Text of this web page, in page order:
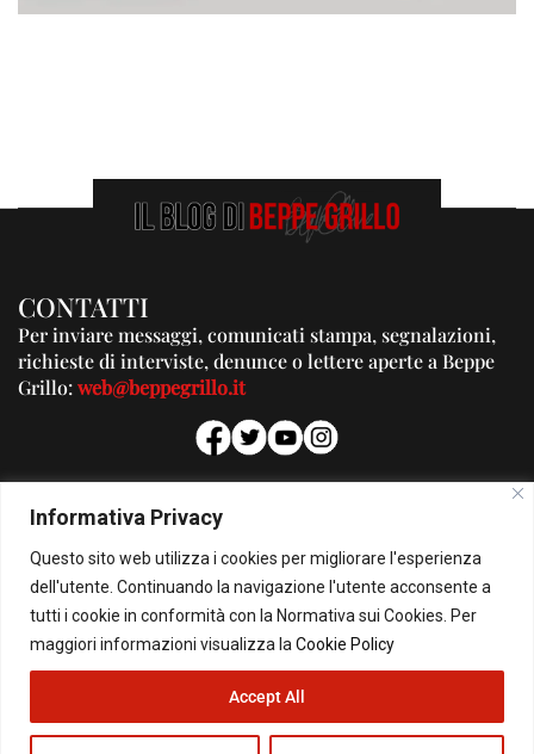
Informativa Privacy
Questo sito web utilizza i cookies per migliorare l'esperienza
dell'utente. Continuando la navigazione l'utente acconsente a
tutti i cookie in conformità con la Normativa sui Cookies. Per
maggiori informazioni visualizza la Cookie Policy
Accept All
CONTATTI
Per inviare messaggi, comunicati stampa, segnalazioni,
richieste di interviste, denunce o lettere aperte a Beppe
Grillo:web@beppegrillo.it
PUBBLICITA'
Per la tua pubblicità su questo Blog:
pubblicita@beppegrillo.it
© Copyright 2026 - Il Blog di Beppe Grillo. All Rights Reserved - Powered by
happygrafic.com